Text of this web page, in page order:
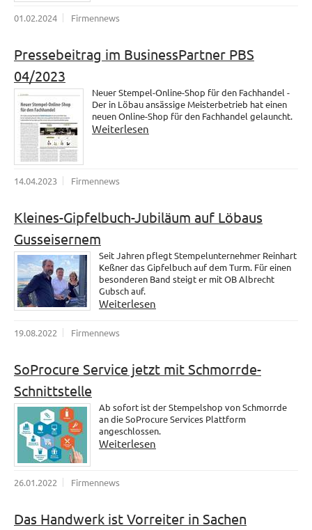
01.02.2024 Firmennews
Pressebeitrag im BusinessPartner PBS
04/2023
Neuer Stempel-Online-Shop für den Fachhandel -
Der in Löbau ansässige Meisterbetrieb hat einen
neuen Online-Shop für den Fachhandel gelauncht.
Weiterlesen
14.04.2023 Firmennews
Kleines-Gipfelbuch-Jubiläum auf Löbaus
Gusseisernem
Seit Jahren pflegt Stempelunternehmer Reinhart
Keßner das Gipfelbuch auf dem Turm. Für einen
besonderen Band steigt er mit OB Albrecht
Gubsch auf.
Weiterlesen
19.08.2022 Firmennews
SoProcure Service jetzt mit Schmorrde-
Schnittstelle
Ab sofort ist der Stempelshop von Schmorrde
an die SoProcure Services Plattform
angeschlossen.
Weiterlesen
26.01.2022 Firmennews
Das Handwerk ist Vorreiter in Sachen